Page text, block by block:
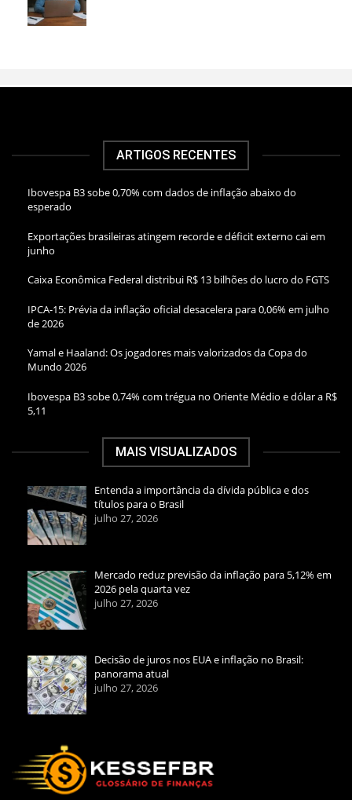
ARTIGOS RECENTES
Ibovespa B3 sobe 0,70% com dados de inflação abaixo do
esperado
Exportações brasileiras atingem recorde e déficit externo cai em
junho
Caixa Econômica Federal distribui R$ 13 bilhões do lucro do FGTS
IPCA-15: Prévia da inflação oficial desacelera para 0,06% em julho
de 2026
Yamal e Haaland: Os jogadores mais valorizados da Copa do
Mundo 2026
Ibovespa B3 sobe 0,74% com trégua no Oriente Médio e dólar a R$
5,11
MAIS VISUALIZADOS
Entenda a importância da dívida pública e dos
títulos para o Brasil
julho 27, 2026
Mercado reduz previsão da inflação para 5,12% em
2026 pela quarta vez
julho 27, 2026
Decisão de juros nos EUA e inflação no Brasil:
panorama atual
julho 27, 2026